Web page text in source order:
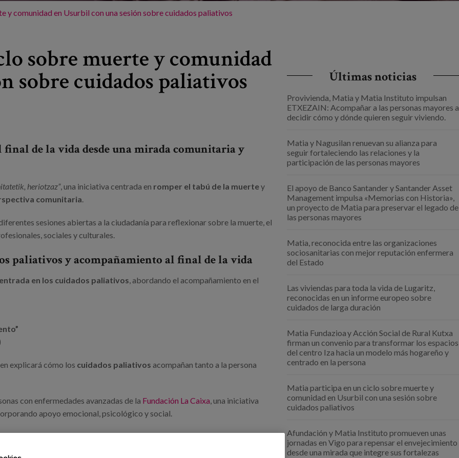
y comunidad en Usurbil con una sesión sobre cuidados paliativos
sobre muerte y comunidad
sobre cuidados paliativos
de la vida desde una mirada comunitaria y
heriotzaz”, una iniciativa centrada en romper el tabú de la muertey
comunitaria
sesiones abiertas a la ciudadanía para reflexionar sobre la muerte, el
sociales y culturales.
paliativos y acompañamiento al final de la vida
en los cuidados paliativos, abordando el acompañamiento en el
explicará cómo los cuidados paliativos acompañan tanto a la persona
con enfermedades avanzadas de la Fundación La Caixa, una iniciativa
apoyo emocional, psicológico y social.
y los cuidados
Últimas noticias
Provivienda, Matia y Matia Instituto impulsan
ETXEZAIN: Acompañar a las personas mayores a
decidir cómo y dónde quieren seguir viviendo.
Matia y Nagusilan renuevan su alianza para
seguir fortaleciendo las relaciones y la
participación de las personas mayores
El apoyo de Banco Santander y Santander Asset
Management impulsa «Memorias con Historia»,
un proyecto de Matia para preservar el legado de
las personas mayores
Matia, reconocida entre las organizaciones
sociosanitarias con mejor reputación enfermera
del Estado
Las viviendas para toda la vida de Lugaritz,
reconocidas en un informe europeo sobre
cuidados de larga duración
Matia Fundazioa y Acción Social de Rural Kutxa
firman un convenio para transformar los espacios
del centro Iza hacia un modelo más hogareño y
centrado en la persona
Matia participa en un ciclo sobre muerte y
comunidad en Usurbil con una sesión sobre
cuidados paliativos
Afundación y Matia Instituto promueven unas
jornadas en Vigo para repensar el envejecimiento
desde una mirada que integre sus fortalezas